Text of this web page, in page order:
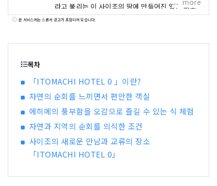
라고 불리는 이 사이조의 땅에 만들어진 일본 최초
의 제로 에너지 호텔입니다. 물이 둘러싸고 자연의
more
본 서비스에는 스폰서 광고가 포함되어 있습니다.
목차
「ITOMACHI HOTEL 0 」이란?
자연의 순회를 느끼면서 편안한 객실
에히메의 풍부함을 오감으로 즐길 수 있는 식 체험
자연과 지역의 순회를 의식한 조건
사이조의 새로운 만남과 교류의 장소
「ITOMACHI HOTEL 0」